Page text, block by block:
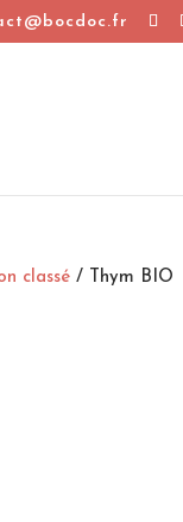
classé / Thym BIO